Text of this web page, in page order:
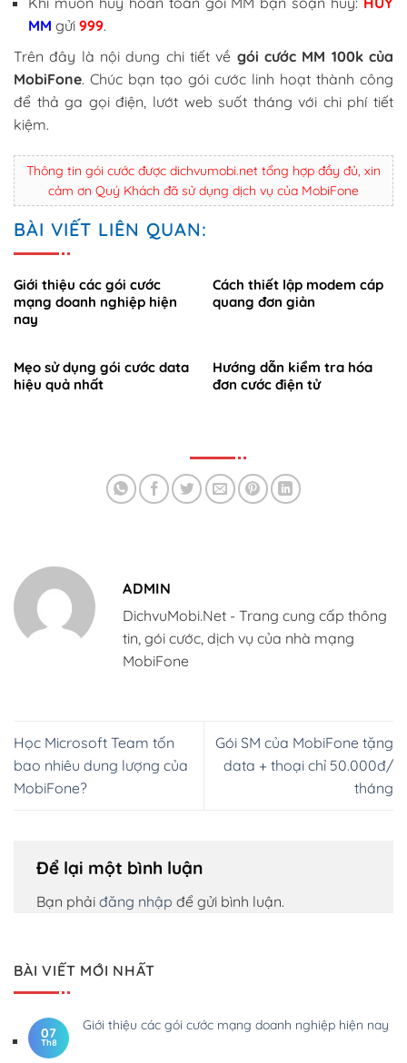
MM gửi 999.
Trên đây là nội dung chi tiết về gói cước MM 100k của
MobiFone. Chúc bạn tạo gói cước linh hoạt thành công
để thả ga gọi điện, lướt web suốt tháng với chi phí tiết
kiệm.
Thông tin gói cước được dichvumobi.net tổng hợp đầy đủ, xin
cảm ơn Quý Khách đã sử dụng dịch vụ của MobiFone
BÀI VIẾT LIÊN QUAN:
Giới thiệu các gói cước
mạng doanh nghiệp hiện
nay
Cách thiết lập modem cáp
quang đơn giản
Mẹo sử dụng gói cước data
hiệu quả nhất
Hướng dẫn kiểm tra hóa
đơn cước điện tử
ADMIN
DichvuMobi.Net - Trang cung cấp thông
tin, gói cước, dịch vụ của nhà mạng
MobiFone
Học Microsoft Team tốn
bao nhiêu dung lượng của
MobiFone?
Gói SM của MobiFone tặng
data + thoại chỉ 50.000đ/
tháng
Để lại một bình luận
Bạn phải đăng nhập để gửi bình luận.
BÀI VIẾT MỚI NHẤT
07
Th8
Giới thiệu các gói cước mạng doanh nghiệp hiện nay